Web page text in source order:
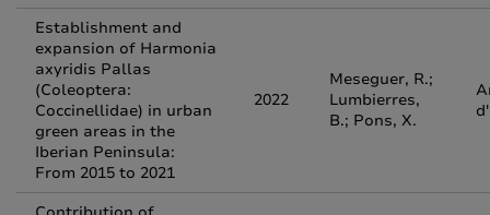
Establishment and
expansion of Harmonia
axyridis Pallas
(Coleoptera:
Coccinellidae) in urban
green areas in the
Iberian Peninsula:
From 2015 to 2021
2022
Meseguer, R.;
Lumbierres,
B.; Pons, X.